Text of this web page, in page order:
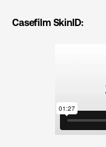
Casefilm SkinID: